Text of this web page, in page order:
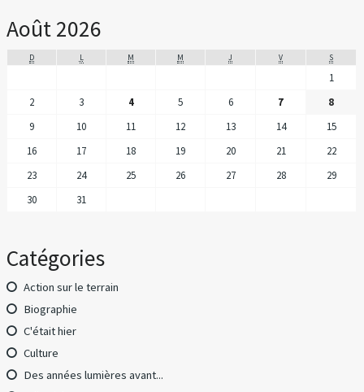
Août 2026
D L M M J V S
1
2
3 4 5 6 7
8
9
10 11 12 13 14
15
16
17 18 19 20 21
22
23
24 25 26 27 28
29
30
31
Catégories
Action sur le terrain
Biographie
C'était hier
Culture
Des années lumières avant...